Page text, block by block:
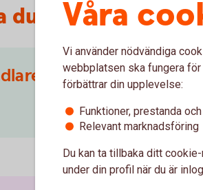
du köpa?
Bil
Privatlån
Våra
Vi använder nödvändiga
webbplatsen ska fungera
förbättrar din upplevelse:
Funktioner, prestanda
Relevant marknadsföring
Du kan ta tillbaka ditt
under din profil när du är